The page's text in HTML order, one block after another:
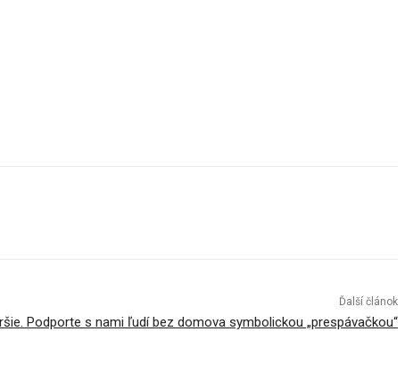
Ďalší článok
Podporte s nami ľudí bez domova symbolickou „prespávačkou“